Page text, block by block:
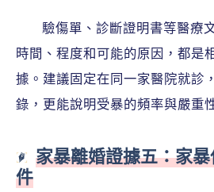
驗傷單、診斷證明書等醫療
時間、程度和可能的原因，都是
據。建議固定在同一家醫院就診
錄，更能說明受暴的頻率與嚴重
家暴離婚證據五：家
件